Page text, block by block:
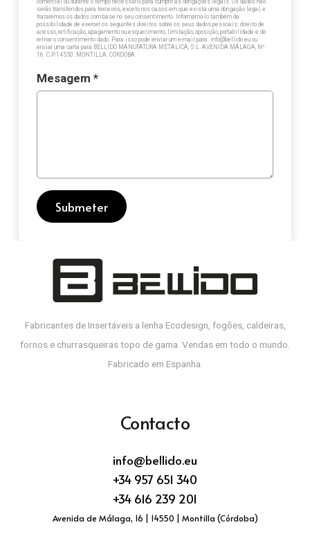
comercial ou durante o tempo necessário para cumprir as obrigações legais. Os dados não
serão transferidos para terceiros, exceto nos casos em que exista uma obrigação legal, e
trataremos os dados com base no seu consentimento. Informamo-lo também da
possibilidade de exercer os seguintes direitos sobre os seus dados pessoais: direito de
acesso, retificação, apagamento ou esquecimento, limitação, oposição, portabilidade e de
retirar o consentimento dado. Para isso pode enviar um e-mail para: info@bellido.eu ou
enviar uma carta para BELLIDO MANUFATURA METALICA, S.L. AVENIDA MÁLAGA, Nº
16. C.P.14550. MONTILLA. CÓRDOBA.
Mesagem *
Submeter
Fabricantes de Insertáveis a lenha Ecodesign, fogões, caldeiras,
fornos e churrasqueiras topo de gama. Vendas em todo o mundo.
Fabricado em Espanha.
Contacto
info@bellido.eu
+34 957 651 340
+34 616 239 201
Avenida de Málaga, 16 | 14550 | Montilla (Córdoba)